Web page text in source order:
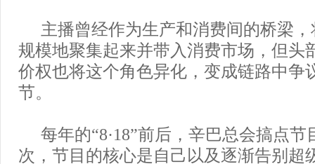
主播曾经作为生产和消费间的桥梁
规模地聚集起来并带入消费市场，但头
价权也将这个角色异化，变成链路中争
节。
每年的“8·18”前后，辛巴总会搞点节
次，节目的核心是自己以及逐渐告别超